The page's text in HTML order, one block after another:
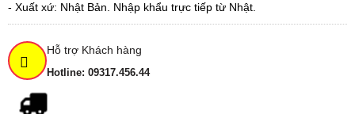
- Xuất xứ: Nhật Bản. Nhập khẩu trực tiếp từ Nhật.
Hỗ trợ Khách hàng
Hotline: 09317.456.44